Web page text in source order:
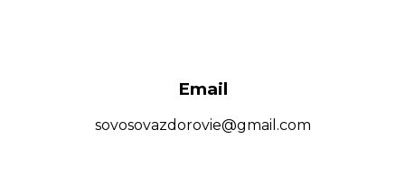
Email
sovosovazdorovie@gmail.com